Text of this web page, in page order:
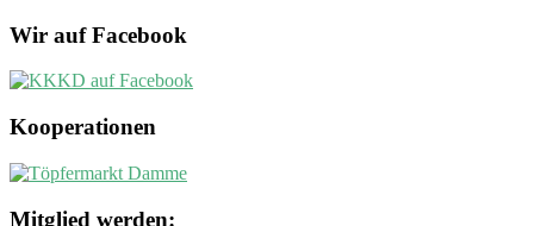
Wir auf Facebook
Kooperationen
Mitglied werden: